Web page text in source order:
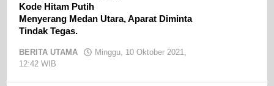
Kode Hitam Putih
Menyerang Medan Utara, Aparat Diminta
Tindak Tegas.
BERITA UTAMA
Minggu, 10 Oktober 2021,
12:42 WIB